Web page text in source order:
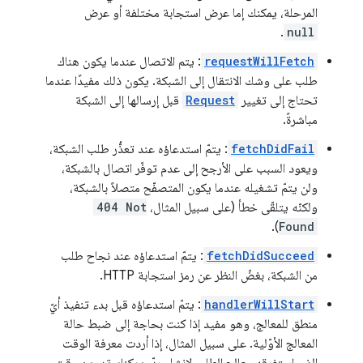
المرحلة، يمكنك إما عرض استجابة مختلفة أو عرض
null
.
requestWillFetch : يتم الاتصال عندما يكون هناك
طلب على وشك الانتقال إلى الشبكة. يكون ذلك مفيدًا عندما
تحتاج إلى تغيير Request قبل إرسالها إلى الشبكة
مباشرةً.
fetchDidFail : يتمّ استدعاؤه عند تعذُّر طلب الشبكة،
ويعود السبب على الأرجح إلى عدم توفّر اتصال بالشبكة،
ولن يتمّ تشغيله عندما يكون المتصفّح متصلاً بالشبكة،
ولكنّه يتلقّى خطأ (على سبيل المثال، 404 Not
Found
).
fetchDidSucceed : يتمّ استدعاؤه عند نجاح طلب
من الشبكة، بغضّ النظر عن رمز استجابة HTTP.
handlerWillStart : يتمّ استدعاؤه قبل بدء تنفيذ أيّ
منطق للمعالج، وهو مفيد إذا كنت بحاجة إلى ضبط حالة
المعالج الأوّلية. على سبيل المثال، إذا أردت معرفة الوقت